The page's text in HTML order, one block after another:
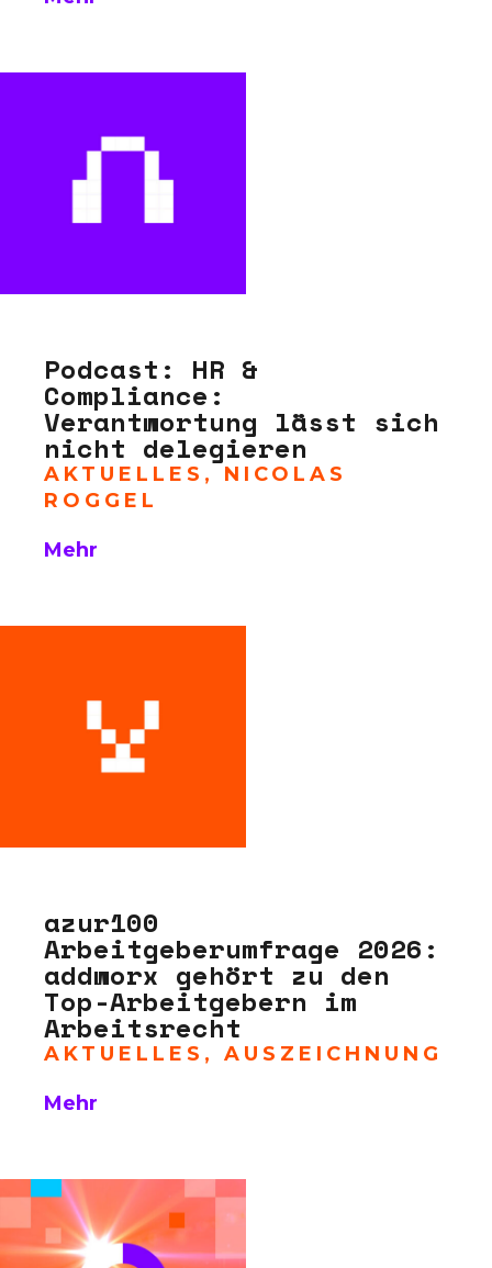
Podcast: HR &
Compliance:
Verantwortung lässt sich
nicht delegieren
AKTUELLES , NICOLAS
ROGGEL
Mehr
azur100
Arbeitgeberumfrage 2026:
addworx gehört zu den
Top-Arbeitgebern im
Arbeitsrecht
AKTUELLES , AUSZEICHNUNG
Mehr